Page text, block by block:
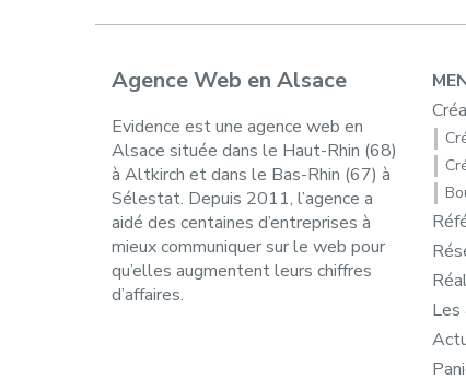
Agence Web en Alsace
Evidence est une agence web en
Alsace située dans le Haut-Rhin (68)
à Altkirch et dans le Bas-Rhin (67) à
Sélestat. Depuis 2011, l’agence a
aidé des centaines d’entreprises à
mieux communiquer sur le web pour
qu’elles augmentent leurs chiffres
d’affaires.
Les